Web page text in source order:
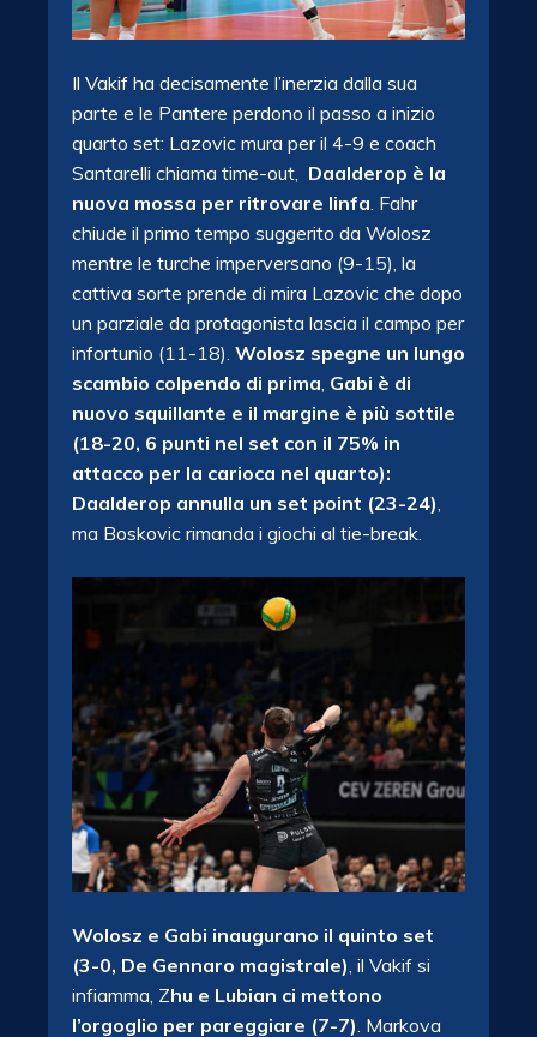
Il Vakif ha decisamente l’inerzia dalla sua
parte e le Pantere perdono il passo a inizio
quarto set: Lazovic mura per il 4-9 e coach
Santarelli chiama time-out, Daalderop è la
nuova mossa per ritrovare linfa . Fahr
chiude il primo tempo suggerito da Wolosz
mentre le turche imperversano (9-15), la
cattiva sorte prende di mira Lazovic che dopo
un parziale da protagonista lascia il campo per
infortunio (11-18). Wolosz spegne un lungo
scambio colpendo di prima Gabi è di
nuovo squillante e il margine è più sottile
(18-20, 6 punti nel set con il 75% in
attacco per la carioca nel quarto):
Daalderop annulla un set point (23-24)
ma Boskovic rimanda i giochi al tie-break.
Wolosz e Gabi inaugurano il quinto set
(3-0, De Gennaro magistrale), il Vakif si
infiamma, Zhu e Lubian ci mettono
l’orgoglio per pareggiare (7-7). Markova